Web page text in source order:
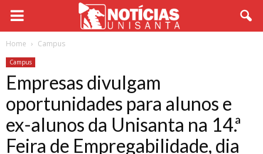
Home Campus
Campus
Empresas divulgam
oportunidades para alunos e
ex-alunos da Unisanta na 14.ª
Feira de Empregabilidade, dia